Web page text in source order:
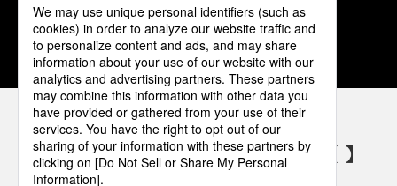
1 2 3 4 5
パナソニックの電気設備 SNSアカウント